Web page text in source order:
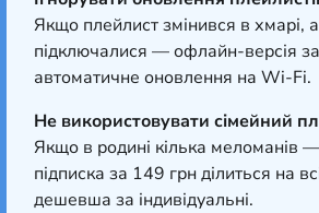
Якщо плейлист змінився в хмарі,
підключалися — офлайн-версія
автоматичне оновлення на Wi-Fi.
Не використовувати сімейний
Якщо в родині кілька меломанів
підписка за 149 грн ділиться на
дешевша за індивідуальні.